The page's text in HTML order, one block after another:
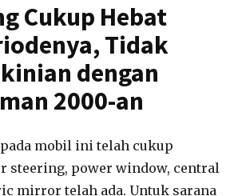
Cukup Hebat
Tidak
dengan
2000-an
mobil ini telah cukup
steering, power window, central
mirror telah ada. Untuk sarana